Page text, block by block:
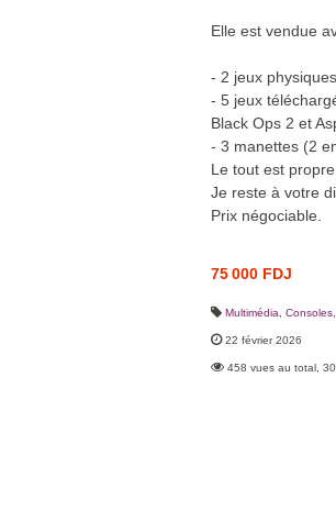
Elle est vendue
- 2 jeux
- 5 jeux
Black Ops 2 et
- 3 manettes (2
Le tout est
Je reste à votre
Prix négociable.
75 000 FDJ
Multimédia
22 février 2026
458 vues au total,